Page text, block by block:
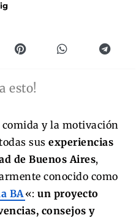
esto!
y la motivación
sus experiencias
de Buenos Aires,
conocido como
BA «: un proyecto
consejos y